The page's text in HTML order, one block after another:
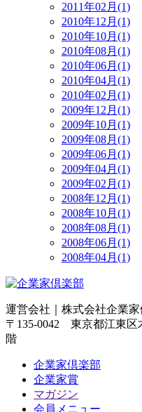
2011年02月(1)
2010年12月(1)
2010年10月(1)
2010年08月(1)
2010年06月(1)
2010年04月(1)
2010年02月(1)
2009年12月(1)
2009年10月(1)
2009年08月(1)
2009年06月(1)
2009年04月(1)
2009年02月(1)
2008年12月(1)
2008年10月(1)
2008年08月(1)
2008年06月(1)
2008年04月(1)
運営会社｜ 株式会社企業家
〒135-0042 東京都江東区
階
企業家倶楽部
企業家賞
マガジン
会員メニュー